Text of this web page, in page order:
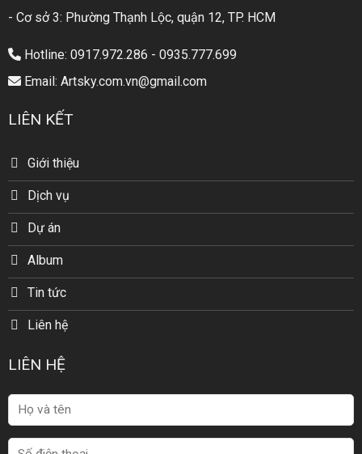
- Cơ sở 3: Phường Thạnh Lộc, quận 12, TP. HCM
Hotline: 0917.972.286 - 0935.777.699
Email: Artsky.com.vn@gmail.com
LIÊN KẾT
Giới thiệu
Dịch vụ
Dự án
Album
Tin tức
Liên hệ
LIÊN HỆ